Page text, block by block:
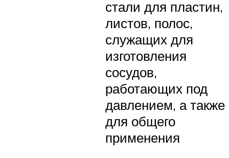
стали для пластин,
листов, полос,
служащих для
изготовления
сосудов,
работающих под
давлением, а также
для общего
применения